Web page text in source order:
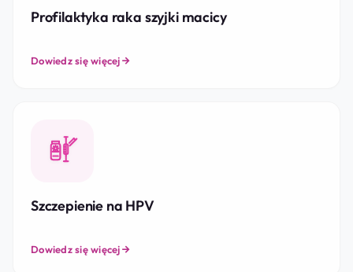
Profilaktyka raka szyjki macicy
Dowiedz się więcej
Szczepienie na HPV
Dowiedz się więcej